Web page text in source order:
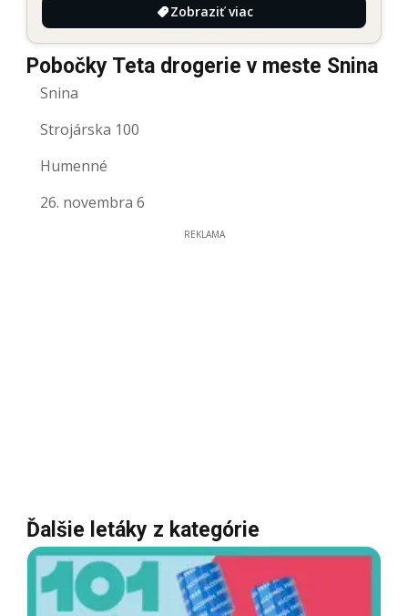
Zobraziť viac
Pobočky Teta drogerie v meste Snina
Snina
Strojárska 100
Humenné
26. novembra 6
REKLAMA
Ďalšie letáky z kategórie